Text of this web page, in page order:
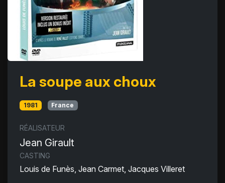
La soupe aux choux
1981 France
RÉALISATEUR
Jean Girault
CASTING
Louis de Funès, Jean Carmet, Jacques Villeret